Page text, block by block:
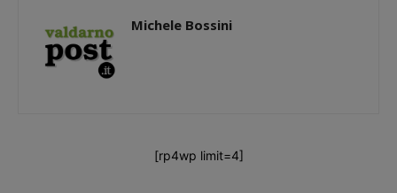
Michele Bossini
[rp4wp limit=4]